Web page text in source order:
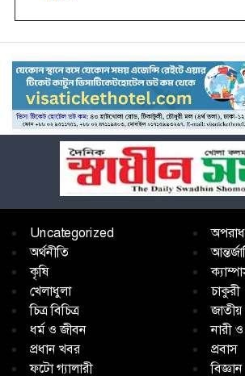
Uncategorized
অপরাধ
অর্থনীতি
কৃষি
খেলাধুলা
চাকুরী
চিত্র বিচিত্র
জাতীয়
ধর্ম ও জীবন
নারী
প্রধান খবর
প্রবাস
ফটো গ্যালারী